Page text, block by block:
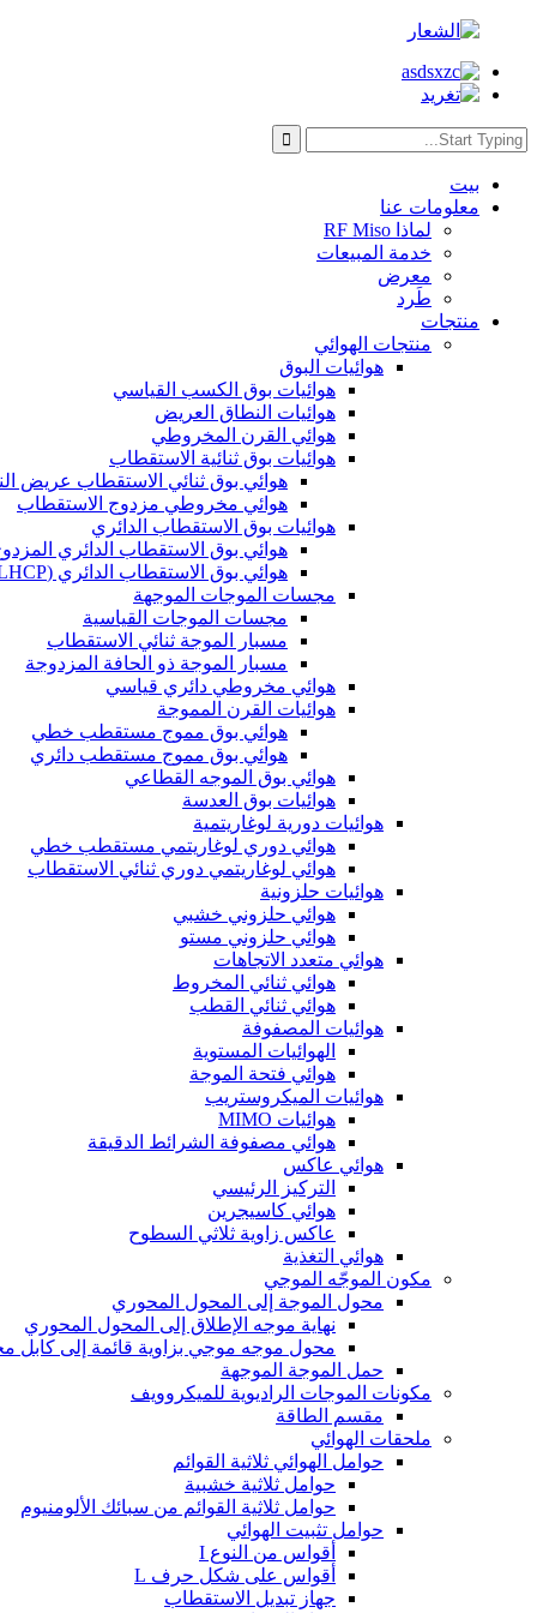
بيت
معلومات عنا
لماذا RF Miso
خدمة المبيعات
معرض
طَرد
منتجات
منتجات الهوائي
هوائيات البوق
هوائيات بوق الكسب القياسي
هوائيات النطاق العريض
هوائي القرن المخروطي
هوائيات بوق ثنائية الاستقطاب
هوائي بوق ثنائي الاستقطاب عريض
هوائي مخروطي مزدوج الاستقطاب
هوائيات بوق الاستقطاب الدائري
هوائي بوق الاستقطاب الدائري
هوائي بوق الاستقطاب الدائري (LHCP وRHCP)
مجسات الموجات الموجهة
مجسات الموجات القياسية
مسبار الموجة ثنائي الاستقطاب
مسبار الموجة ذو الحافة المزدوجة
هوائي مخروطي دائري قياسي
هوائيات القرن المموجة
هوائي بوق مموج مستقطب خطي
هوائي بوق مموج مستقطب دائري
هوائي بوق الموجه القطاعي
هوائيات بوق العدسة
هوائيات دورية لوغاريتمية
هوائي دوري لوغاريتمي مستقطب خطي
هوائي لوغاريتمي دوري ثنائي الاستقطاب
هوائيات حلزونية
هوائي حلزوني خشبي
هوائي حلزوني مستو
هوائي متعدد الاتجاهات
هوائي ثنائي المخروط
هوائي ثنائي القطب
هوائيات المصفوفة
الهوائيات المستوية
هوائي فتحة الموجة
هوائيات الميكروستريب
هوائيات MIMO
هوائي مصفوفة الشرائط الدقيقة
هوائي عاكس
التركيز الرئيسي
هوائي كاسيجرين
عاكس زاوية ثلاثي السطوح
هوائي التغذية
مكون الموجّه الموجي
محول الموجة إلى المحول المحوري
نهاية موجه الإطلاق إلى المحول المحوري
محول موجه موجي بزاوية قائمة إلى كابل
حمل الموجة الموجهة
مكونات الموجات الراديوية للميكروويف
مقسم الطاقة
ملحقات الهوائي
حوامل الهوائي ثلاثية القوائم
حوامل ثلاثية خشبية
حوامل ثلاثية القوائم من سبائك الألومنيوم
حوامل تثبيت الهوائي
أقواس من النوع I
أقواس على شكل حرف L
جهاز تبديل الاستقطاب